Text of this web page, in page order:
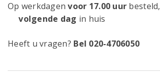
Op werkdagenvoor 17.00 uur besteld,
volgende dag in huis
Heeft u vragen? Bel 020-4706050